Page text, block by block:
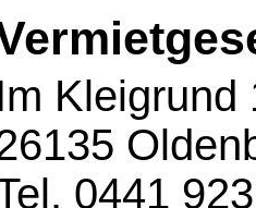
Kleigrund
0441